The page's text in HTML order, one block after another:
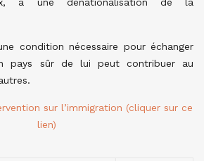
à une dénationalisation de la
condition nécessaire pour échanger
pays sûr de lui peut contribuer au
sur l’immigration (cliquer sur ce
lien)